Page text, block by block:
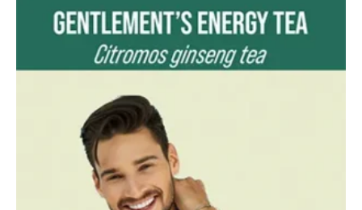
was:
49990 Ft.
is:
45000 Ft.